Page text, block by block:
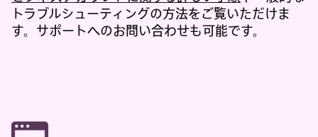
トラブルシューティングの方法をご覧いただけま
す。サポートへのお問い合わせも可能です。